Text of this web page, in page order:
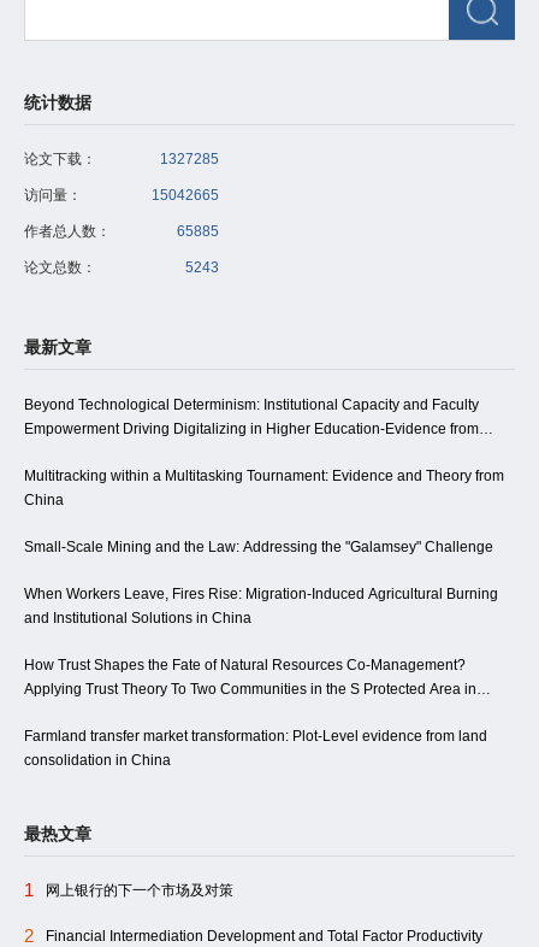
统计数据
论文下载： 1327285
访问量： 15042665
作者总人数： 65885
论文总数： 5243
最新文章
Beyond Technological Determinism: Institutional Capacity and Faculty
Empowerment Driving Digitalizing in Higher Education-Evidence from
Multitracking within a Multitasking Tournament: Evidence and Theory from
China
Small-Scale Mining and the Law: Addressing the "Galamsey" Challenge
When Workers Leave, Fires Rise: Migration-Induced Agricultural Burning
and Institutional Solutions in China
How Trust Shapes the Fate of Natural Resources Co-Management?
Applying Trust Theory To Two Communities in the S Protected Area in
Farmland transfer market transformation: Plot-Level evidence from land
consolidation in China
最热文章
1 网上银行的下一个市场及对策
2
Financial Intermediation Development and Total Factor Productivity